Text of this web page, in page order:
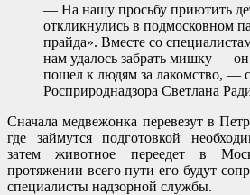
— На нашу просьбу приютить
откликнулись в подмосковном
прайда». Вместе со
нам удалось забрать мишку —
пошел к людям за лакомство, —
Росприроднадзора Светлана
Сначала медвежонка перевезут в
где займутся подготовкой
затем животное переедет в
протяжении всего пути его будут
специалисты надзорной службы.